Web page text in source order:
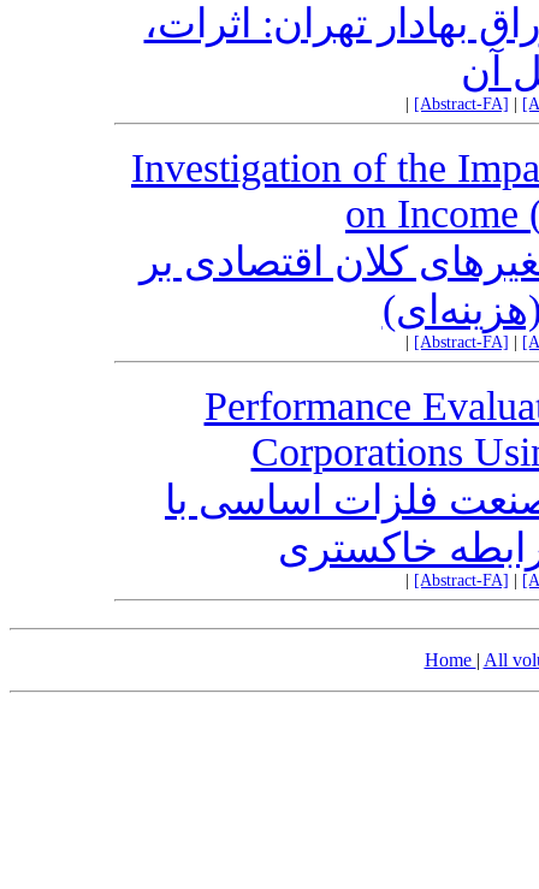
بهادار تهران: اثرات،
آن
[Abstract-FA]
Investigation of the
on Income
کلان اقتصادی بر
[Abstract-FA]
Performance
Corporations
فلزات اساسی با
رابطه خاکستری
[Abstract-FA]
Home | All